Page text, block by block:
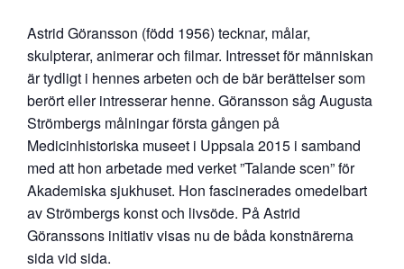
Astrid Göransson (född 1956) tecknar, målar,
skulpterar, animerar och filmar. Intresset för människan
är tydligt i hennes arbeten och de bär berättelser som
berört eller intresserar henne. Göransson såg Augusta
Strömbergs målningar första gången på
Medicinhistoriska museet i Uppsala 2015 i samband
med att hon arbetade med verket ”Talande scen” för
Akademiska sjukhuset. Hon fascinerades omedelbart
av Strömbergs konst och livsöde. På Astrid
Göranssons initiativ visas nu de båda konstnärerna
sida vid sida.